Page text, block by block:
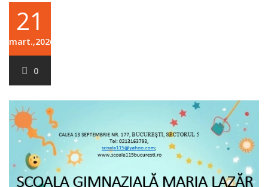
21
mart.,2026
0